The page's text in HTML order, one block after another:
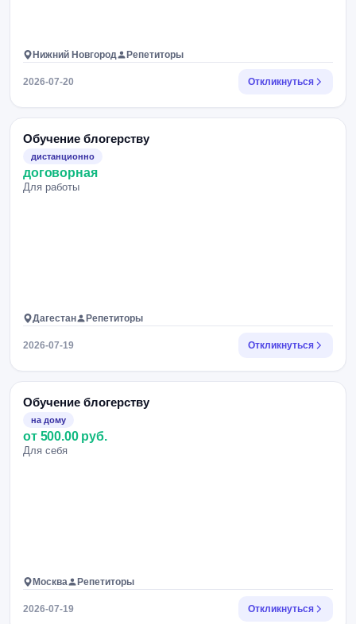
Нижний Новгород Репетиторы
2026-07-20 Откликнуться
Обучение блогерству
дистанционно
договорная
Для работы
Дагестан Репетиторы
2026-07-19 Откликнуться
Обучение блогерству
на дому
от 500.00 руб.
Для себя
Москва Репетиторы
2026-07-19 Откликнуться